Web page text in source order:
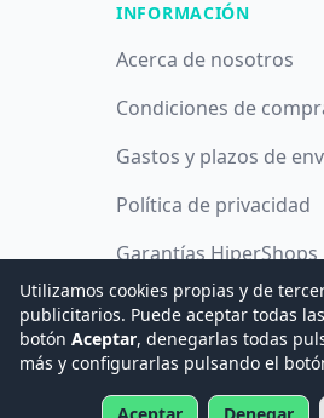
INFORMACIÓN
Acerca de nosotros
Condiciones de
Gastos y plazos de
Política de privacidad
Garantías HiperShops
Política de cookies
© 2008 -2026Hogar Digital e
Utilizamos cookies propias y de
publicitarios. Puede aceptar todas
botón Aceptar, denegarlas todas
más y configurarlas pulsando el